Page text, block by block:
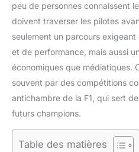
peu de personnes connaissent
doivent traverser les pilotes
seulement un parcours
et de performance, mais aussi
économiques que médiatiques.
souvent par des compétitions
antichambre de la F1, qui sert
futurs champions.
Table des matières